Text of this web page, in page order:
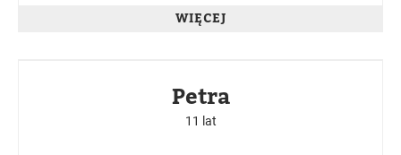
WIĘCEJ
Petra
11 lat